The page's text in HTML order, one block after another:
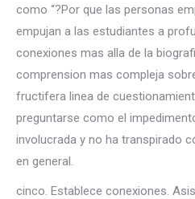
como “?Por que las personas
empujan a las estudiantes a
conexiones mas alla de la
comprension mas compleja
fructifera linea de
preguntarse como el
involucrada y no ha transpirado
en general.
cinco. Establece conexiones.